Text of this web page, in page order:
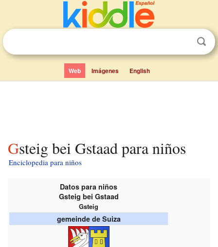
Web Imágenes English
Gsteig bei Gstaad para niños
Enciclopedia para niños
Datos para niños
Gsteig bei Gstaad
Gsteig
gemeinde de Suiza